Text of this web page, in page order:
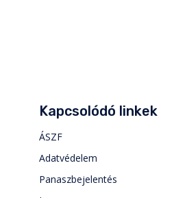
Kapcsolódó linkek
ÁSZF
Adatvédelem
Panaszbejelentés